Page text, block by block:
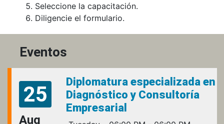
Seleccione la capacitación.
Diligencie el formulario.
Eventos
25
Aug
Diplomatura especializada en
Diagnóstico y Consultoría
Empresarial